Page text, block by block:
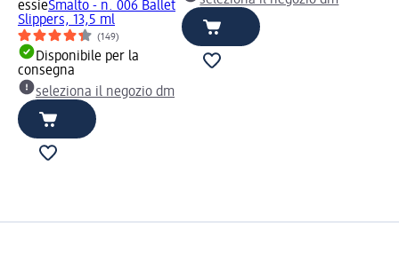
essieSmalto - n. 006 Ballet
Slippers, 13,5 ml
(149)
Disponibile per la
consegna
seleziona il negozio dm